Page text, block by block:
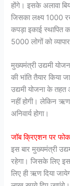
होंगे। इसके अलावा
जिसका लक्ष्य 1000
कपड़ा इकाई स्थापित
5000 लोगों को
मुख्यमंत्री उद्यमी
की भांति तैयार किया
उद्यमी योजना के
नहीं होगी। लेकिन ऋण
अनिवार्य होगा।
जॉब क्रिएशन पर
इस बार मुख्यमंत्री
रहेगा। जिसके लिए इस
लिए ही ऋण दिया